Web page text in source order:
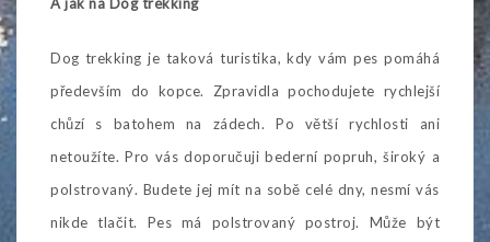
Dog trekking je taková turistika, kdy vám pes pomáhá
především do kopce. Zpravidla pochodujete rychlejší
chůzí s batohem na zádech. Po větší rychlosti ani
netoužíte. Pro vás doporučuji bederní popruh, široký a
polstrovaný. Budete jej mít na sobě celé dny, nesmí vás
nikde tlačit. Pes má polstrovaný postroj. Může být